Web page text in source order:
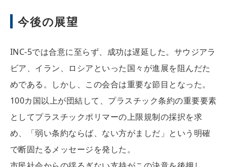
今後の展望
INC-5では合意に至らず、成功は遅延した。サウジアラ
ビア、イラン、ロシアといった国々が進展を阻んだた
めである。しかし、この会合は重要な節目となった。
100カ国以上が団結して、プラスチック条約の重要要素
としてプラスチックポリマーの上限規制の採択を求
め、「弱い条約ならば、ない方がましだ」という明確
で断固たるメッセージを発した。